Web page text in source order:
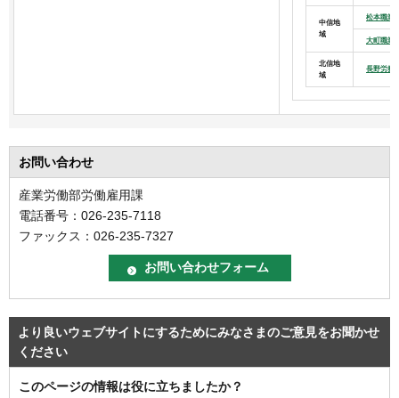
中信地
域
松本職業
大町職業
北信地
域
長野労務
お問い合わせ
産業労働部労働雇用課
電話番号：026-235-7118
ファックス：026-235-7327
より良いウェブサイトにするためにみなさまのご意見をお聞かせ
ください
このページの情報は役に立ちましたか？